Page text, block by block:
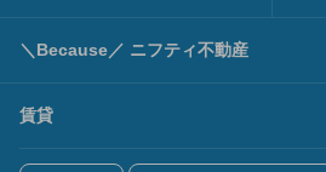
＼Because／ ニフティ不動産
賃貸